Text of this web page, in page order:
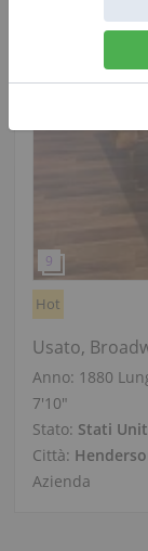
Hot
Usato,
Anno: 1880
7′10″
Stato: Stati
Città:
Azienda